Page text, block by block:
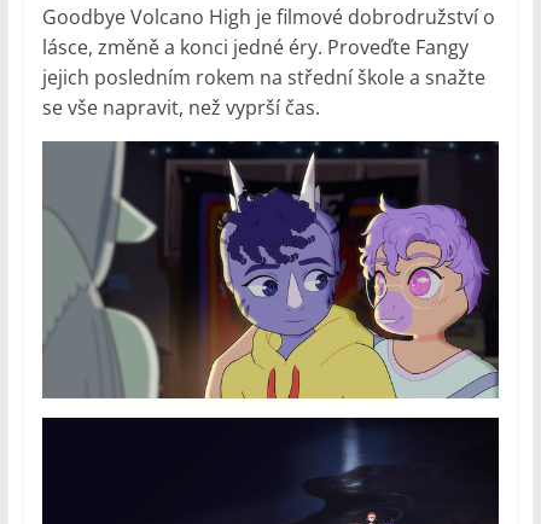
Goodbye Volcano High je filmové dobrodružství o
lásce, změně a konci jedné éry. Proveďte Fangy
jejich posledním rokem na střední škole a snažte
se vše napravit, než vyprší čas.